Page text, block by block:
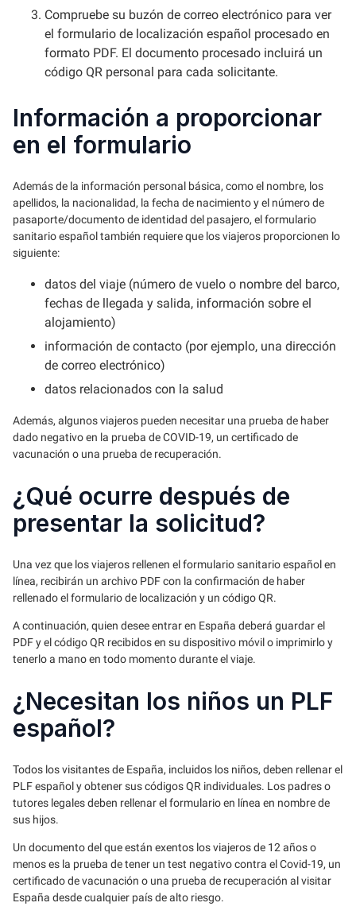
Compruebe su buzón de correo electrónico para ver
el formulario de localización español procesado en
formato PDF. El documento procesado incluirá un
código QR personal para cada solicitante.
Información a proporcionar
en el formulario
Además de la información personal básica, como el nombre, los
apellidos, la nacionalidad, la fecha de nacimiento y el número de
pasaporte/documento de identidad del pasajero, el formulario
sanitario español también requiere que los viajeros proporcionen lo
siguiente:
datos del viaje (número de vuelo o nombre del barco,
fechas de llegada y salida, información sobre el
alojamiento)
información de contacto (por ejemplo, una dirección
de correo electrónico)
datos relacionados con la salud
Además, algunos viajeros pueden necesitar una prueba de haber
dado negativo en la prueba de COVID-19, un certificado de
vacunación o una prueba de recuperación.
¿Qué ocurre después de
presentar la solicitud?
Una vez que los viajeros rellenen el formulario sanitario español en
línea, recibirán un archivo PDF con la confirmación de haber
rellenado el formulario de localización y un código QR.
A continuación, quien desee entrar en España deberá guardar el
PDF y el código QR recibidos en su dispositivo móvil o imprimirlo y
tenerlo a mano en todo momento durante el viaje.
¿Necesitan los niños un PLF
español?
Todos los visitantes de España, incluidos los niños, deben rellenar el
PLF español y obtener sus códigos QR individuales. Los padres o
tutores legales deben rellenar el formulario en línea en nombre de
sus hijos.
Un documento del que están exentos los viajeros de 12 años o
menos es la prueba de tener un test negativo contra el Covid-19, un
certificado de vacunación o una prueba de recuperación al visitar
España desde cualquier país de alto riesgo.